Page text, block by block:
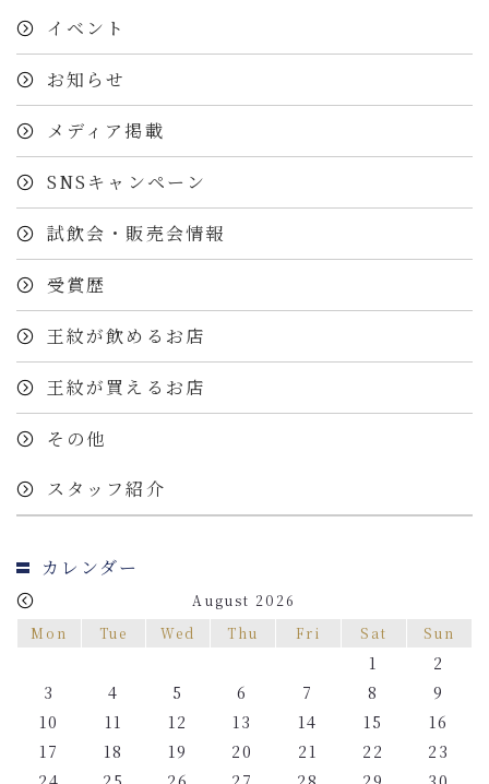
イベント
お知らせ
メディア掲載
SNSキャンペーン
試飲会・販売会情報
受賞歴
王紋が飲めるお店
王紋が買えるお店
その他
スタッフ紹介
カレンダー
August 2026
Mon
Tue Wed Thu Fri Sat Sun
1
2
3
4 5 6 7 8
9
10
11 12 13 14 15
16
17
18 19 20 21 22
23